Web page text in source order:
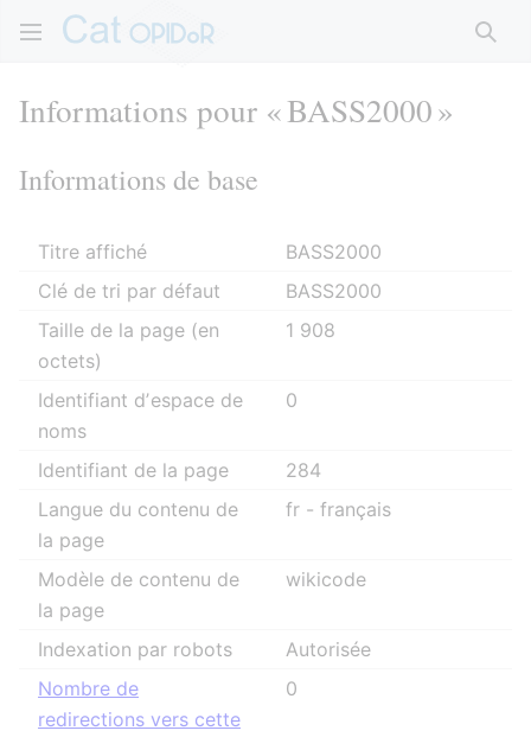
Informations pour « BASS2000 »
Informations de base
Titre affiché
BASS2000
Clé de tri par défaut
BASS2000
Taille de la page (en
octets)
1 908
Identifiant dʼespace de
noms
0
Identifiant de la page
284
Langue du contenu de
la page
fr - français
Modèle de contenu de
la page
wikicode
Indexation par robots
Autorisée
Nombre de
redirections vers cette
0